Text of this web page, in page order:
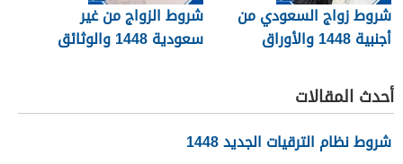
شروط زواج السعودي من
أجنبية 1448 والأوراق
شروط الزواج من غير
سعودية 1448 والوثائق
أحدث المقالات
شروط نظام الترقيات الجديد 1448